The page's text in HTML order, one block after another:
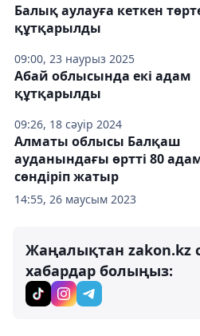
09:00, 23 наурыз 2025
Балық аулауға кеткен
құтқарылды
09:26, 18 сәуір 2024
Абай облысында екі адам
құтқарылды
14:55, 26 маусым 2023
Алматы облысы Балқаш
ауданындағы өртті 80
сөндіріп жатыр
Жаңалықтан zakon.kz
хабардар болыңыз: